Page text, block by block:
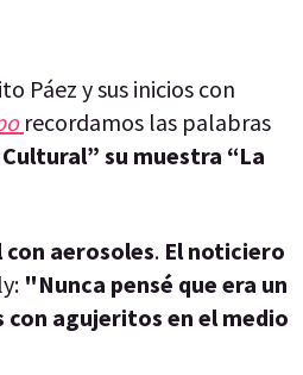
Páez y sus inicios con
recordamos las palabras
su muestra “La
aerosoles. El noticiero
"Nunca pensé que era un
con agujeritos en el medio